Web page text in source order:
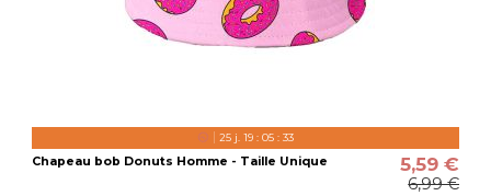
25j. 19: 05: 32
Chapeau bob Donuts Homme - Taille Unique 5,59 €
6,99 €